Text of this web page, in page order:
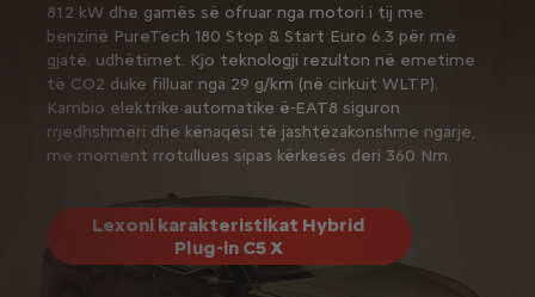
81.2 kW dhe gamës së ofruar nga motori i tij me
benzinë ​​PureTech 180 Stop & Start Euro 6.3 për më
gjatë. udhëtimet. Kjo teknologji rezulton në emetime
të CO2 duke filluar nga 29 g/km (në cirkuit WLTP).
Kambio elektrike automatike ë-EAT8 siguron
rrjedhshmëri dhe kënaqësi të jashtëzakonshme ngarje,
me moment rrotullues sipas kërkesës deri 360 Nm.
Lexoni karakteristikat Hybrid
Plug-in C5 X
PureTech 130 Stop & Start ose PureTech 180 Stop &
Start.
Për lehtësi edhe më të madhe përdorimi dhe qetësi
pas timonit, C5 X përmban një kambio automatike me 8
marshe EAT8.